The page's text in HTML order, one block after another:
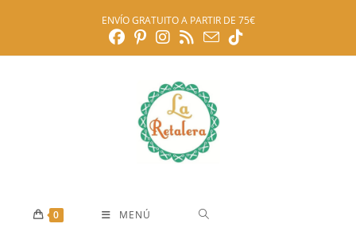
ENVÍO GRATUITO A PARTIR DE 75€
0 MENÚ